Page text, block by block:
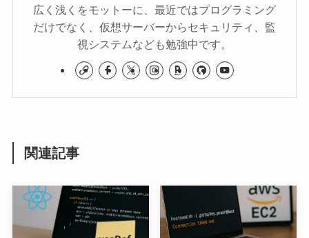
広く浅くをモットーに、最近ではプログラミング
だけでなく、仮想サーバーからセキュリティ、監
視システムなども勉強中です。
関連記事